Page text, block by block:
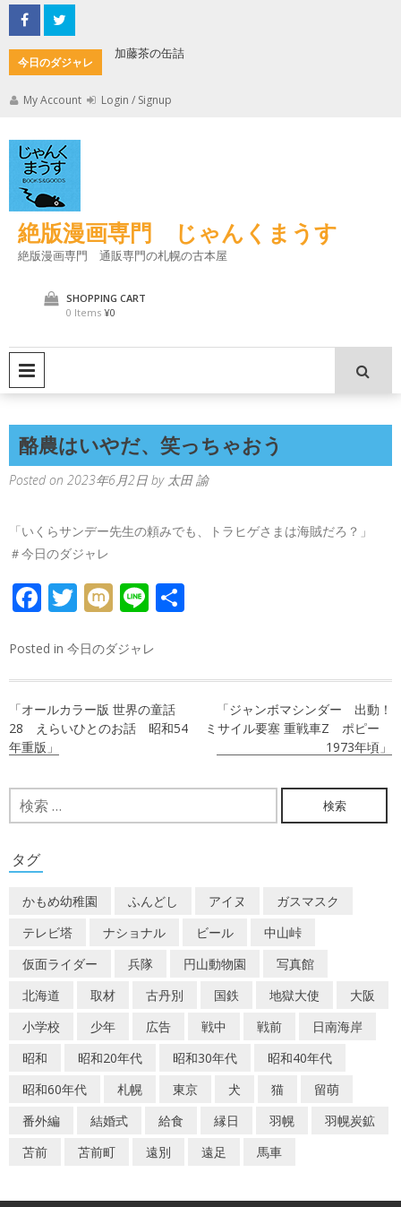
Skip
to
content
今日のダジャレ
加藤茶の缶詰
My Account Login / Signup
絶版漫画専門 じゃんくまうす
絶版漫画専門 通販専門の札幌の古本屋
SHOPPING CART
0 Items ¥0
酪農はいやだ、笑っちゃおう
Posted on 2023年6月2日 by 太田 諭
「いくらサンデー先生の頼みでも、トラヒゲさまは海賊だろ？」
＃今日のダジャレ
FACEBOOK
TWITTER
MIXILINE
Posted in 今日のダジャレ
稿
ナ
ビ
ゲ
ー
ン
「オールカラー版 世界の童話
28 えらいひとのお話 昭和54
年重版」
「ジャンボマシンダー 出動！
ミサイル要塞 重戦車Z ポピー
1973年頃」
検
索:
タグ
かもめ幼稚園 ふんどし アイヌ
ガスマスク
テレビ塔
ナショナル ビール
中山峠
仮面ライダー
兵隊 円山動物園
写真館
北海道
取材 古丹別 国鉄 地獄大使
大阪
小学校
少年 広告 戦中 戦前
日南海岸
昭和
昭和20年代 昭和30年代
昭和40年代
昭和60年代
札幌 東京 犬 猫
留萌
番外編
結婚式 給食 縁日 羽幌
羽幌炭鉱
苫前
苫前町 遠別 遠足 馬車